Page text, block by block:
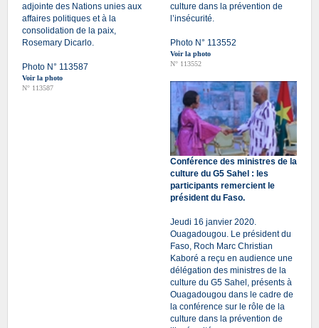
adjointe des Nations unies aux
affaires politiques et à la
consolidation de la paix,
Rosemary Dicarlo.
Photo N° 113587
Voir la photo
N° 113587
culture dans la prévention de
l’insécurité.
Photo N° 113552
Voir la photo
N° 113552
Conférence des ministres de la
culture du G5 Sahel : les
participants remercient le
président du Faso.
Jeudi 16 janvier 2020.
Ouagadougou. Le président du
Faso, Roch Marc Christian
Kaboré a reçu en audience une
délégation des ministres de la
culture du G5 Sahel, présents à
Ouagadougou dans le cadre de
la conférence sur le rôle de la
culture dans la prévention de